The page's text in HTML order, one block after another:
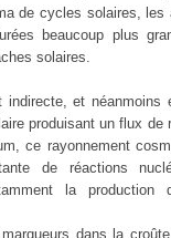
de cycles solaires, les
beaucoup plus
solaires.
indirecte, et néanmoins
produisant un flux de
ce rayonnement
de réactions
la production
dans la